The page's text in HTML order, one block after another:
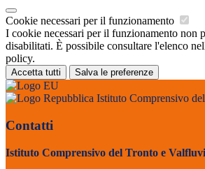
Cookie necessari per il funzionamento
I cookie necessari per il funzionamento non
disabilitati. È possibile consultare l'elenco
policy.
Accetta tutti Salva le preferenze
Istituto Comprensivo
Contatti
Istituto Comprensivo del Tronto e